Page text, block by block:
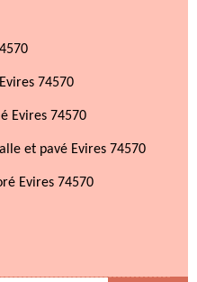
74570
Evires 74570
et pavé Evires 74570
Evires 74570